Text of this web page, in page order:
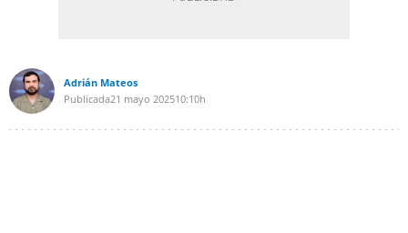
Adrián Mateos
Publicada21 mayo 202510:10h